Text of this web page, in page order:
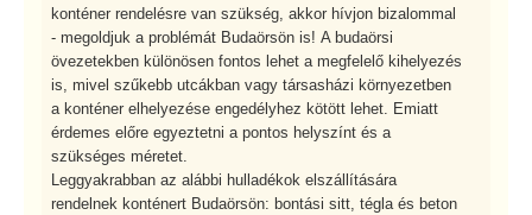
konténer rendelésre van szükség, akkor hívjon bizalommal
- megoldjuk a problémát Budaörsön is! A budaörsi
övezetekben különösen fontos lehet a megfelelő kihelyezés
is, mivel szűkebb utcákban vagy társasházi környezetben
a konténer elhelyezése engedélyhez kötött lehet. Emiatt
érdemes előre egyeztetni a pontos helyszínt és a
szükséges méretet.
Leggyakrabban az alábbi hulladékok elszállítására
rendelnek konténert Budaörsön: bontási sitt, tégla és beton